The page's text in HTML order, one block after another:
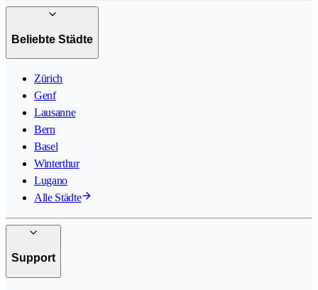
Beliebte Städte
Zürich
Genf
Lausanne
Bern
Basel
Winterthur
Lugano
Alle Städte
Support